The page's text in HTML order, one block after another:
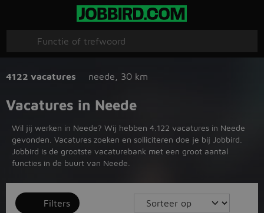
4122 vacatures neede 30 km
Vacatures in Neede
Wil jij werken in Neede? Wij hebben 4.122 vacatures in Neede
gevonden. Vacatures zoeken en solliciteren doe je bij Jobbird.
Jobbird is de grootste vacaturebank met een groot aantal
functies in de buurt van Neede.
Filters